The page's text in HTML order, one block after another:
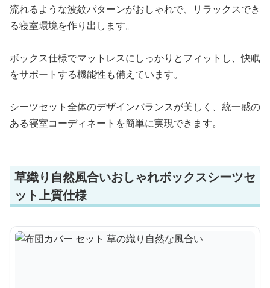
流れるような波紋パターンがおしゃれで、リラックスでき
る寝室環境を作り出します。
ボックス仕様でマットレスにしっかりとフィットし、快眠
をサポートする機能性も備えています。
シーツセット全体のデザインバランスが美しく、統一感の
ある寝室コーディネートを簡単に実現できます。
草織り自然風合いおしゃれボックスシーツセ
ット上質仕様